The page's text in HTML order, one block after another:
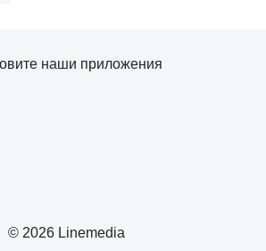
© 2026 Linemedia
наши приложения